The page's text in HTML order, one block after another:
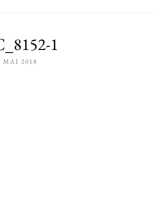
1
MAI 2018